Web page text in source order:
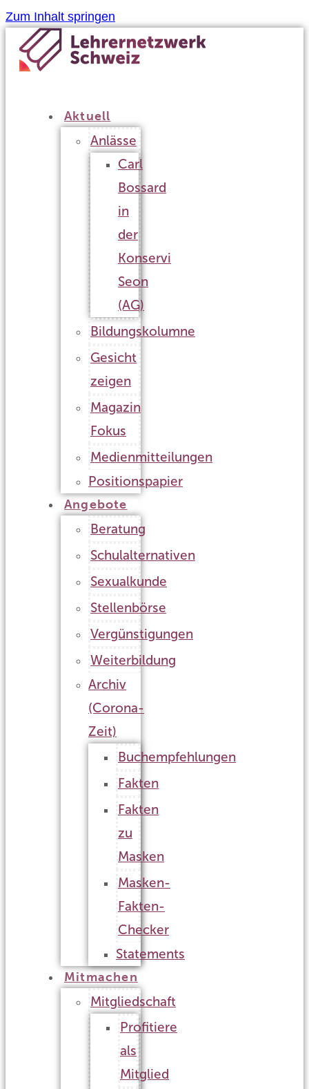
Zum Inhalt springen
Aktuell
Anlässe
Carl
Bossard
in
der
Konservi
Seon
(AG)
Bildungskolumne
Gesicht
zeigen
Magazin
Fokus
Medienmitteilungen
Positionspapier
Angebote
Beratung
Schulalternativen
Sexualkunde
Stellenbörse
Vergünstigungen
Weiterbildung
Archiv
(Corona-
Zeit)
Buchempfehlungen
Fakten
Fakten
zu
Masken
Masken-
Fakten-
Checker
Statements
Mitmachen
Mitgliedschaft
Profitiere
als
Mitglied